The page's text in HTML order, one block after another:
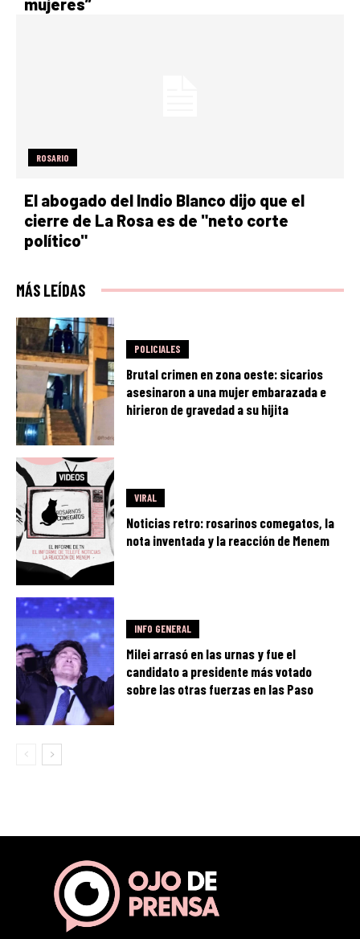
ROSARIO
El abogado del Indio Blanco dijo que el
cierre de La Rosa es de "neto corte
político"
MÁS LEÍDAS
POLICIALES
Brutal crimen en zona oeste: sicarios
asesinaron a una mujer embarazada e
hirieron de gravedad a su hijita
VIRAL
Noticias retro: rosarinos comegatos, la
nota inventada y la reacción de Menem
INFO GENERAL
Milei arrasó en las urnas y fue el
candidato a presidente más votado
sobre las otras fuerzas en las Paso